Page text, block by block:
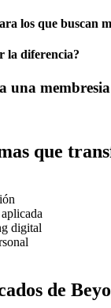
los que buscan
la diferencia?
una
que
digital
de